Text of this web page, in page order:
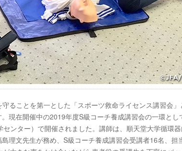
ることを第一とした「スポーツ救命ライセンス講習会」
現在開催中の2019年度S級コーチ養成講習会の一環とし
ンター）で開催されました。講師は、順天堂大学循環
理文先生が務め、S級コーチ養成講習会受講者16名、担